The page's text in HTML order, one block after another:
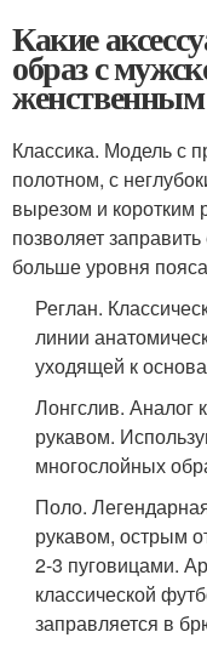
Какие
образ с
женственным
Классика. Модель с
полотном, с
вырезом и коротким
позволяет
больше уровня
Реглан.
линии
уходящей к
Лонгслив. Аналог
рукавом.
многослойных
Поло.
рукавом, острым
2-3 пуговицами.
классической
заправляется в